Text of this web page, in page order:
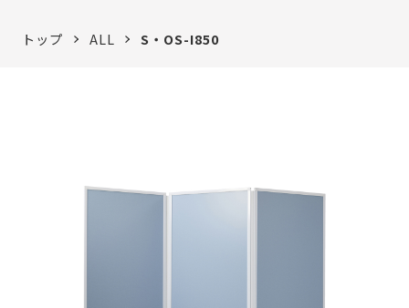
トップ ALL S・OS-I850